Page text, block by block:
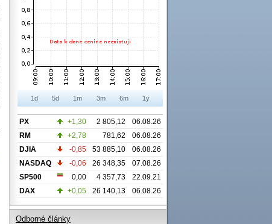
1d 5d 1m 3m 6m 1y
PX +1,30 2 805,12
06.08.26
RM
+2,78 781,62
06.08.26
DJIA
-0,85 53 885,10
06.08.26
NASDAQ
-0,06 26 348,35
07.08.26
SP500
0,00 4 357,73
22.09.21
DAX
+0,05 26 140,13 06.08.26
Odborné články